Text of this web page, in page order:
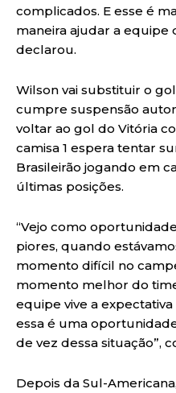
complicados. E esse é
maneira ajudar a equipe
declarou.
Wilson vai substituir o
cumpre suspensão
voltar ao gol do Vitória
camisa 1 espera tentar
Brasileirão jogando em
últimas posições.
“Vejo como
piores, quando
momento difícil no
momento melhor do
equipe vive a
essa é uma
de vez dessa situação”,
Depois da Sul-